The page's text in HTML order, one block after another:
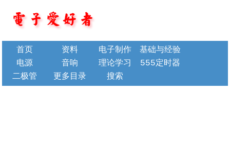
首页 资料 电子制作
基础与经验
电源
音响 理论学习
555定时器
二极管
更多目录 搜索